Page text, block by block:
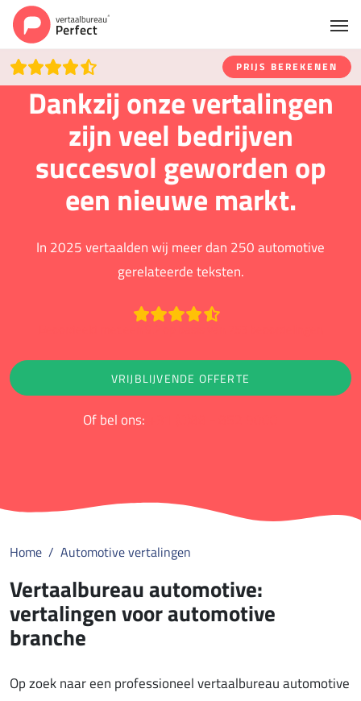
PRIJS BEREKENEN
Dankzij onze vertalingen
zijn veel bedrijven
succesvol geworden op
een nieuwe markt.
In 2025 vertaalden wij meer dan 250 automotive
gerelateerde teksten.
VRIJBLIJVENDE OFFERTE
Of bel ons:
Home Automotive vertalingen
Vertaalbureau automotive:
vertalingen voor automotive
branche
Op zoek naar een professioneel vertaalbureau automotive